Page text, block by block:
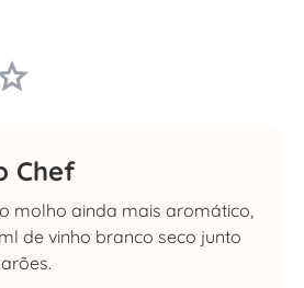
Chef
molho ainda mais aromático,
de vinho branco seco junto